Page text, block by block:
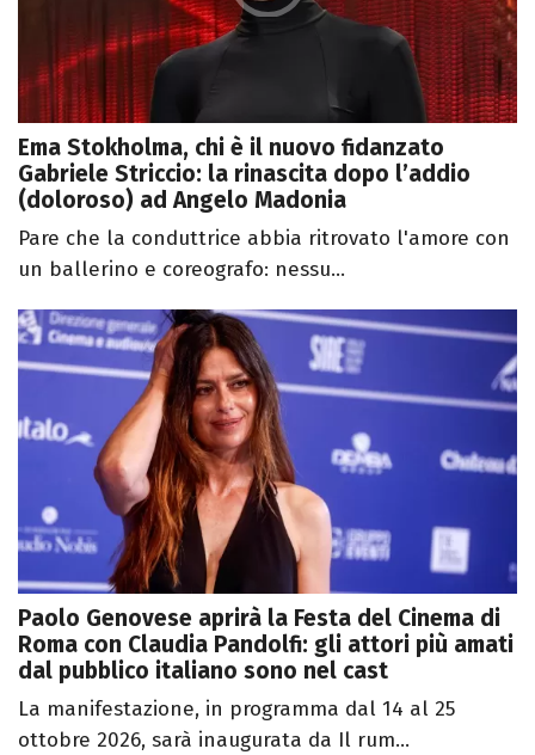
Ema Stokholma, chi è il nuovo fidanzato
Gabriele Striccio: la rinascita dopo l’addio
(doloroso) ad Angelo Madonia
Pare che la conduttrice abbia ritrovato l'amore con
un ballerino e coreografo: nessu...
Paolo Genovese aprirà la Festa del Cinema di
Roma con Claudia Pandolfi: gli attori più amati
dal pubblico italiano sono nel cast
La manifestazione, in programma dal 14 al 25
ottobre 2026, sarà inaugurata da Il rum...